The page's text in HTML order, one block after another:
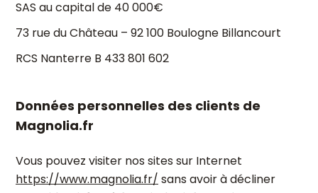
SAS au capital de 40 000€
73 rue du Château – 92 100 Boulogne Billancourt
RCS Nanterre B 433 801 602
Données personnelles des clients de
Magnolia.fr
Vous pouvez visiter nos sites sur Internet
https://www.magnolia.fr/ sans avoir à décliner